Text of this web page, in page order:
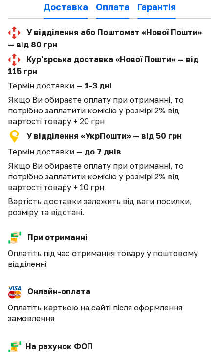
Доставка Оплата Гарантія
У відділення або Поштомат «Нової Пошти»
— від 80 грн
Кур'єрська доставка «Нової Пошти» — від
115 грн
Термін доставки — 1-3 дні
Якщо Ви обираєте оплату при отриманні, то
потрібно заплатити комісію у розмірі 2% від
вартості товару + 20 грн
У відділення «УкрПошти» — від 50 грн
Термін доставки — до 7 днів
Якщо Ви обираєте оплату при отриманні, то
потрібно заплатити комісію у розмірі 2% від
вартості товару + 10 грн
Вартість доставки залежить від ваги посилки,
розміру та відстані.
При отриманні
Оплатіть під час отримання товару у поштовому
відділенні
Онлайн-оплата
Оплатіть карткою на сайті після оформлення
замовлення
На рахунок ФОП